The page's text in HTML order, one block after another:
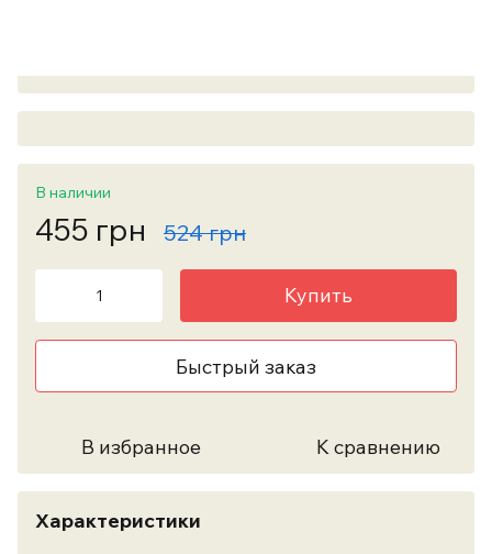
В наличии
455 грн 524 грн
Купить
Быстрый заказ
В избранное К сравнению
Характеристики